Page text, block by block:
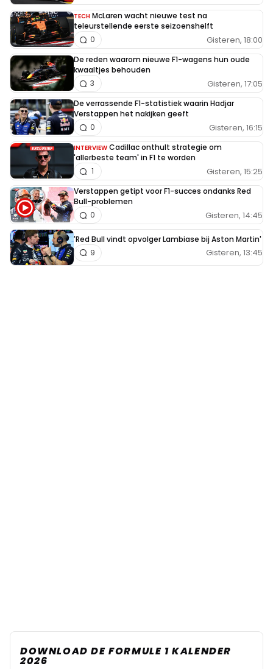
TECH McLaren wacht nieuwe test na
teleurstellende eerste seizoenshelft
Gisteren, 18:00
0
De reden waarom nieuwe F1-wagens hun oude
kwaaltjes behouden
Gisteren, 17:05
3
De verrassende F1-statistiek waarin Hadjar
Verstappen het nakijken geeft
Gisteren, 16:15
0
INTERVIEW Cadillac onthult strategie om
'allerbeste team' in F1 te worden
Gisteren, 15:25
1
Verstappen getipt voor F1-succes ondanks Red
Bull-problemen
Gisteren, 14:45
0
'Red Bull vindt opvolger Lambiase bij Aston Martin'
Gisteren, 13:45
9
DOWNLOAD DE FORMULE 1 KALENDER
2026